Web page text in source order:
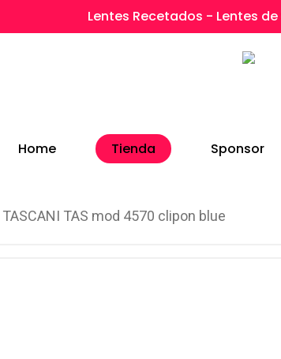
Lentes Recetados - Lentes
Home Tienda Sponsor
TASCANI TAS mod 4570 clipon blue